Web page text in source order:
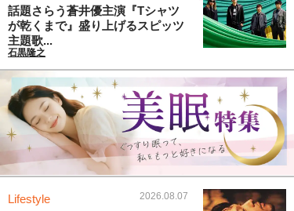
話題さらう蒼井優主演『Tシャツ
が乾くまで』盛り上げるスピッツ
主題歌...
石黒隆之
Lifestyle 2026.08.07